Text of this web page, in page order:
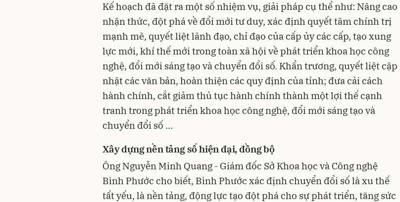
Kế hoạch đã đặt ra một số nhiệm vụ, giải pháp cụ thể như: Nâng cao
nhận thức, đột phá về đổi mới tư duy, xác định quyết tâm chính trị
mạnh mẽ, quyết liệt lãnh đạo, chỉ đạo của cấp ủy các cấp, tạo xung
lực mới, khí thế mới trong toàn xã hội về phát triển khoa học công
nghệ, đổi mới sáng tạo và chuyển đổi số. Khẩn trương, quyết liệt cập
nhật các văn bản, hoàn thiện các quy định của tỉnh; đưa cải cách
hành chính, cắt giảm thủ tục hành chính thành một lợi thế cạnh
tranh trong phát triển khoa học công nghệ, đổi mới sáng tạo và
chuyển đổi số …
Xây dựng nền tảng số hiện đại, đồng bộ
Ông Nguyễn Minh Quang - Giám đốc Sở Khoa học và Công nghệ
Bình Phước cho biết, Bình Phước xác định chuyển đổi số là xu thế
tất yếu, là nền tảng, động lực tạo đột phá cho sự phát triển, tăng sức